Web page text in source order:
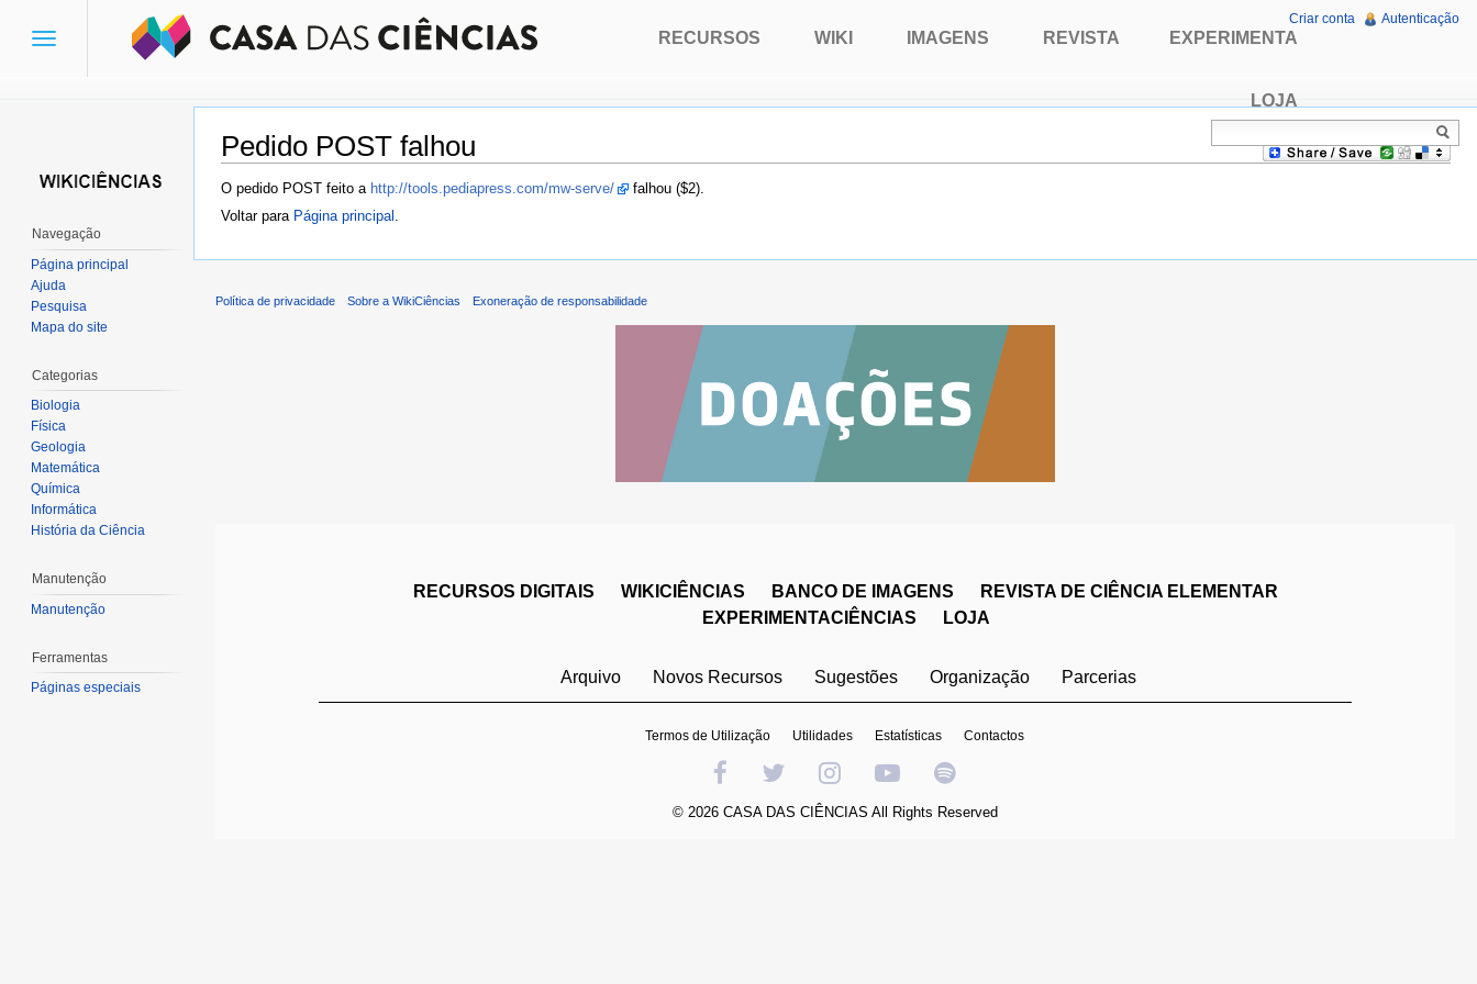
Pedido POST falhou
Ir para:navegação,pesquisa
O pedido POST feito a http://tools.pediapress.com/mw-serve/
falhou ($2).
Voltar para Página principal
Toggle
RECURSOS WIKI IMAGENS REVISTA EXPERIMENTA
LOJA
Criar conta Autenticação
Navegação
Página principal
Ajuda
Pesquisa
Mapa do site
Categorias
Biologia
Física
Geologia
Matemática
Química
Informática
História da Ciência
Manutenção
Manutenção
Ferramentas
Páginas especiais
Política de privacidade Sobre a WikiCiências Exoneração de responsabilidade
RECURSOS DIGITAIS WIKICIÊNCIAS BANCO DE IMAGENS
REVISTA DE CIÊNCIA ELEMENTAR
EXPERIMENTACIÊNCIAS
LOJA
Arquivo Novos Recursos Sugestões Organização Parcerias
Termos de Utilização Utilidades Estatísticas Contactos
© 2026 CASA DAS CIÊNCIAS All Rights Reserved